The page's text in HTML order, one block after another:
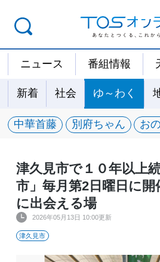
ニュース 番組情報
新着 社会 ゆ～わく
中華首藤 別府ちゃん お
津久見市で１０年以上
市」毎月第2日曜日に開
に出会える場
2026年05月13日 10:00更新
津久見市